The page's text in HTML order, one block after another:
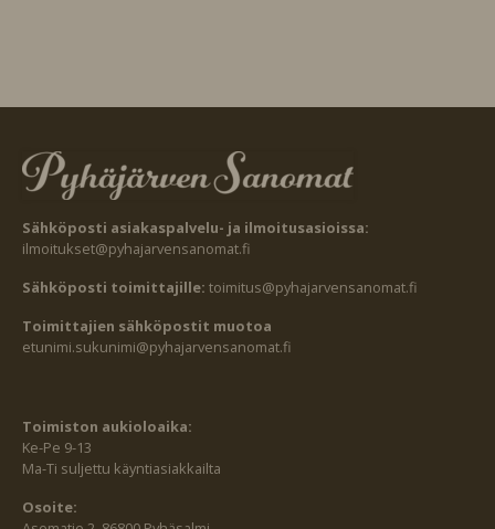
Sähköposti asiakaspalvelu- ja ilmoitusasioissa:
ilmoitukset@pyhajarvensanomat.fi
Sähköposti toimittajille: toimitus@pyhajarvensanomat.fi
Toimittajien sähköpostit muotoa
etunimi.sukunimi@pyhajarvensanomat.fi
Toimiston aukioloaika:
Ke-Pe 9-13
Ma-Ti suljettu käyntiasiakkailta
Osoite: